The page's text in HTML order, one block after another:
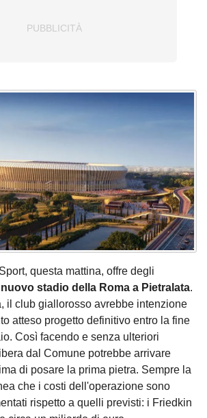
questa mattina, offre degli
nuovo stadio della Roma a Pietralata.
il club giallorosso avrebbe intenzione
atteso progetto definitivo entro la fine
Così facendo e senza ulteriori
dal Comune potrebbe arrivare
di posare la prima pietra. Sempre la
che i costi dell'operazione sono
rispetto a quelli previsti: i Friedkin